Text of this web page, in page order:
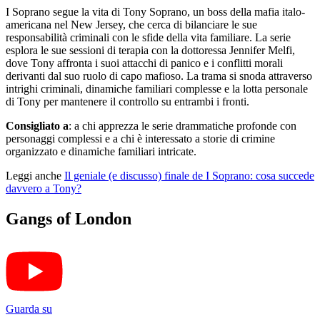
I Soprano segue la vita di Tony Soprano, un boss della mafia italo-
americana nel New Jersey, che cerca di bilanciare le sue
responsabilità criminali con le sfide della vita familiare. La serie
esplora le sue sessioni di terapia con la dottoressa Jennifer Melfi,
dove Tony affronta i suoi attacchi di panico e i conflitti morali
derivanti dal suo ruolo di capo mafioso. La trama si snoda attraverso
intrighi criminali, dinamiche familiari complesse e la lotta personale
di Tony per mantenere il controllo su entrambi i fronti.
Consigliato a: a chi apprezza le serie drammatiche profonde con
personaggi complessi e a chi è interessato a storie di crimine
organizzato e dinamiche familiari intricate.
Leggi anche Il geniale (e discusso) finale de I Soprano: cosa succede
davvero a Tony?
Gangs of London
Guarda su